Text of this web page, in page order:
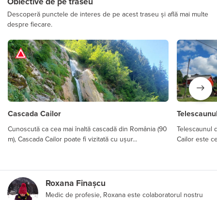
Descoperă punctele de interes de pe acest traseu și află mai multe
despre fiecare.
Cascada Cailor
Cunoscută ca cea mai înaltă cascadă din România (90
m), Cascada Cailor poate fi vizitată cu ușur...
Telescaunul
Cailor este
Roxana Finașcu
Medic de profesie, Roxana este colaboratorul nostru